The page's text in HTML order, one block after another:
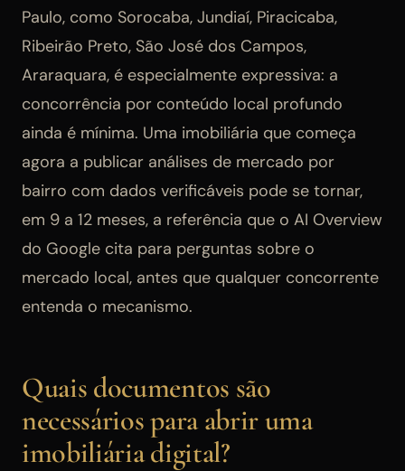
Paulo, como Sorocaba, Jundiaí, Piracicaba,
Ribeirão Preto, São José dos Campos,
Araraquara, é especialmente expressiva: a
concorrência por conteúdo local profundo
ainda é mínima. Uma imobiliária que começa
agora a publicar análises de mercado por
bairro com dados verificáveis pode se tornar,
em 9 a 12 meses, a referência que o AI Overview
do Google cita para perguntas sobre o
mercado local, antes que qualquer concorrente
entenda o mecanismo.
Quais documentos são
necessários para abrir uma
imobiliária digital?